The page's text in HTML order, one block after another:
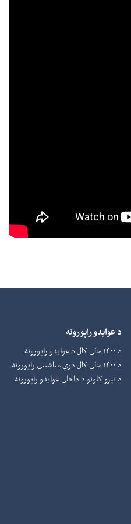
د عوایدو راپورونه
د ۱۴۰۰ مالي کال د عوایدو راپورونه
د ۱۴۰۰ مالي کال درې میاشتني راپورونه
د تېرو کلونو د داخلي عوایدو راپورونه